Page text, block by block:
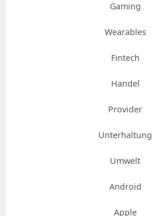
Gaming
Wearables
Fintech
Handel
Provider
Unterhaltung
Umwelt
Android
Apple